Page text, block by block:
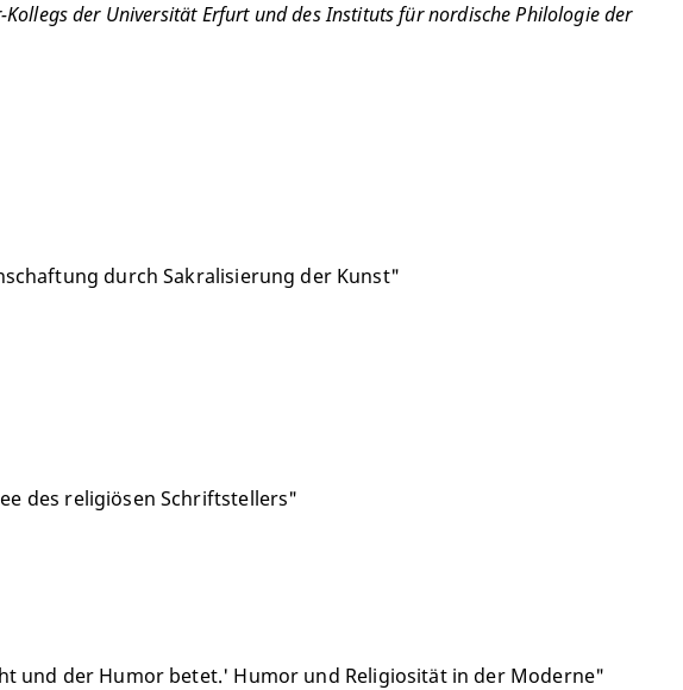
der Universität Erfurt und des Instituts für nordische Philologie der
durch Sakralisierung der Kunst"
des religiösen Schriftstellers"
und der Humor betet.' Humor und Religiosität in der Moderne"